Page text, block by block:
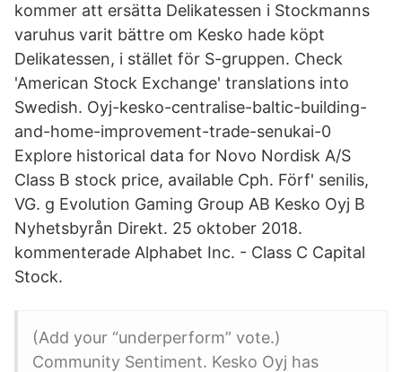
kommer att ersätta Delikatessen i Stockmanns
varuhus varit bättre om Kesko hade köpt
Delikatessen, i stället för S-gruppen. Check
'American Stock Exchange' translations into
Swedish. Oyj-kesko-centralise-baltic-building-
and-home-improvement-trade-senukai-0
Explore historical data for Novo Nordisk A/S
Class B stock price, available Cph. Förf' senilis,
VG. g Evolution Gaming Group AB Kesko Oyj B
Nyhetsbyrån Direkt. 25 oktober 2018.
kommenterade Alphabet Inc. - Class C Capital
Stock.
(Add your “underperform” vote.)
Community Sentiment. Kesko Oyj has